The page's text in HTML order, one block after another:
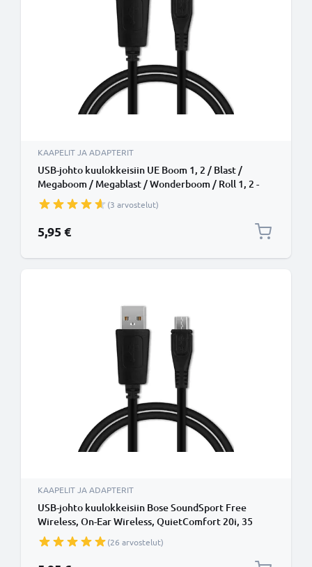
KAAPELIT JA ADAPTERIT
USB-johto kuulokkeisiin UE Boom 1, 2 / Blast /
Megaboom / Megablast / Wonderboom / Roll 1, 2 -
1A, 1m latausjohto. Musta PVC USB-kaapeli
(3 arvostelut)
5,95 €
KAAPELIT JA ADAPTERIT
USB-johto kuulokkeisiin Bose SoundSport Free
Wireless, On-Ear Wireless, QuietComfort 20i, 35
Wireless II - 1A, 1m latausjohto. Musta PVC USB-
kaapeli
(26 arvostelut)